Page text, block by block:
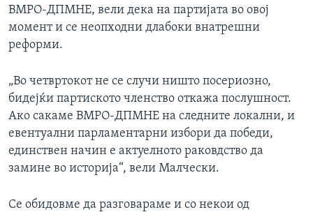
ВМРО-ДПМНЕ, вели дека на партијата во овој
момент и се неопходни длабоки внатрешни
реформи.
„Во четвртокот не се случи ништо посериозно,
бидејќи партиското членство откажа послушност.
Ако сакаме ВМРО-ДПМНЕ на следните локални, и
евентуални парламентарни избори да победи,
единствен начин е актуелното раковдство да
замине во историја“, вели Малчески.
Се обидовме да разговараме и со некои од